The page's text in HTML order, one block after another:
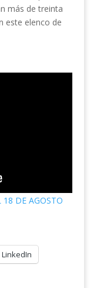
más de treinta
este elenco de
18 DE AGOSTO
LinkedIn